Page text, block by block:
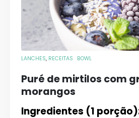
LANCHES, RECEITAS BOWL
Puré de mirtilos com
morangos
Ingredientes (1